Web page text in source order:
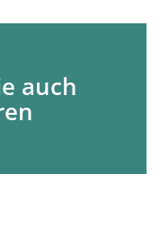
auch